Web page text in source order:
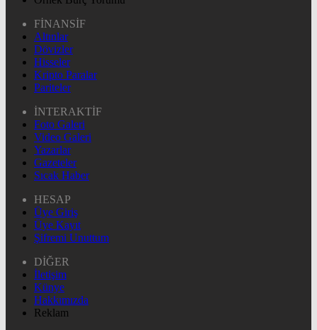
FİNANSİF
Altınlar
Dövizler
Hisseler
Kripto Paralar
Pariteler
İNTERAKTİF
Foto Galeri
Video Galeri
Yazarlar
Gazeteler
Sıcak Haber
HESAP
Üye Giriş
Üye Kayıt
Şifremi Unuttum
DİĞER
İletişim
Künye
Hakkımızda
Reklam